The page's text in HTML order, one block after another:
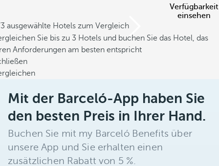
Verfügbarkeit
einsehen
ausgewählte Hotels zum Vergleich
Sie bis zu 3 Hotels und buchen Sie das Hotel, das
Anforderungen am besten entspricht
Mit der Barceló-App haben Sie
den besten Preis in Ihrer Hand.
Buchen Sie mit my Barceló Benefits über
unsere App und Sie erhalten einen
zusätzlichen Rabatt von 5 %.